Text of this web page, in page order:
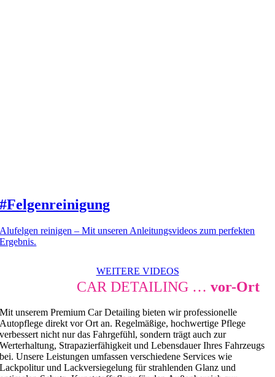
#Felgenreinigung
Alufelgen reinigen – Mit unseren Anleitungsvideos zum perfekten
Ergebnis.
WEITERE VIDEOS
CAR DETAILING … vor-Ort
Mit unserem Premium Car Detailing bieten wir professionelle
Autopflege direkt vor Ort an. Regelmäßige, hochwertige Pflege
verbessert nicht nur das Fahrgefühl, sondern trägt auch zur
Werterhaltung, Strapazierfähigkeit und Lebensdauer Ihres Fahrzeugs
bei. Unsere Leistungen umfassen verschiedene Services wie
Lackpolitur und Lackversiegelung für strahlenden Glanz und